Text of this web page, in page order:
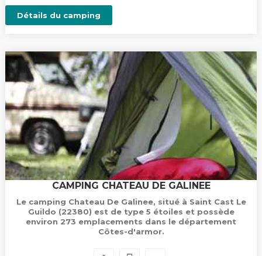
Détails du camping
CAMPING CHATEAU DE GALINEE
Le camping Chateau De Galinee, situé à Saint Cast Le
Guildo (22380) est de type 5 étoiles et possède
environ 273 emplacements dans le département
Côtes-d'armor.